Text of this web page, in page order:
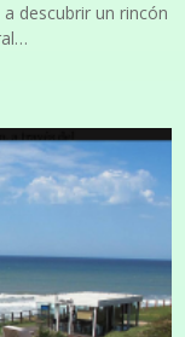
descubrir un rincón